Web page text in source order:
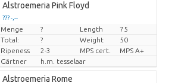
Alstroemeria Pink Floyd
??? -,--
Preis pro Stück
Menge ? Length
75
Total:
? Weight
50
Ripeness
2-3 MPS cert.
MPS A+
Gärtner
h.m. tesselaar
Alstroemeria Rome